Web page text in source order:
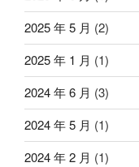
2025 年 5 月 (2)
2025 年 1 月 (1)
2024 年 6 月 (3)
2024 年 5 月 (1)
2024 年 2 月 (1)